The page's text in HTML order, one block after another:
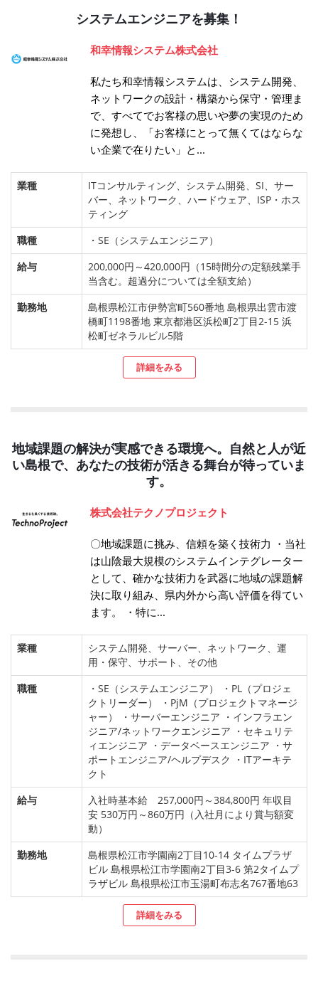
システムエンジニアを募集！
和幸情報システム株式会社
私たち和幸情報システムは、システム開発、
ネットワークの設計・構築から保守・管理ま
で、すべてでお客様の思いや夢の実現のため
に発想し、「お客様にとって無くてはならな
い企業で在りたい」と...
業種
ITコンサルティング、システム開発、SI、サー
バー、ネットワーク、ハードウェア、ISP・ホス
ティング
職種
・SE（システムエンジニア）
給与
200,000円～420,000円（15時間分の定額残業手
当含む。超過分については全額支給）
勤務地
島根県松江市伊勢宮町560番地 島根県出雲市渡
橋町1198番地 東京都港区浜松町2丁目2-15 浜
松町ゼネラルビル5階
詳細をみる
地域課題の解決が実感できる環境へ。自然と人が近
い島根で、あなたの技術が活きる舞台が待っていま
す。
株式会社テクノプロジェクト
〇地域課題に挑み、信頼を築く技術力 ・当社
は山陰最大規模のシステムインテグレーター
として、確かな技術力を武器に地域の課題解
決に取り組み、県内外から高い評価を得てい
ます。 ・特に...
業種
システム開発、サーバー、ネットワーク、運
用・保守、サポート、その他
職種
・SE（システムエンジニア） ・PL（プロジェ
クトリーダー） ・PjM（プロジェクトマネージ
ャー） ・サーバーエンジニア ・インフラエン
ジニア/ネットワークエンジニア ・セキュリテ
ィエンジニア ・データベースエンジニア ・サ
ポートエンジニア/ヘルプデスク ・ITアーキテ
クト
給与
入社時基本給 257,000円～384,800円 年収目
安 530万円～860万円（入社月により賞与額変
動）
勤務地
島根県松江市学園南2丁目10-14 タイムプラザ
ビル 島根県松江市学園南2丁目3-6 第2タイムプ
ラザビル 島根県松江市玉湯町布志名767番地63
詳細をみる